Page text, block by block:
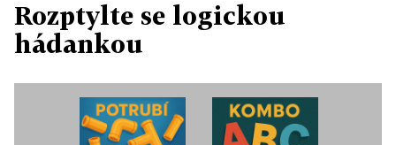
Rozptylte se logickou
hádankou